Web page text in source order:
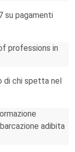
su pagamenti
professions in
di chi spetta nel
adibita